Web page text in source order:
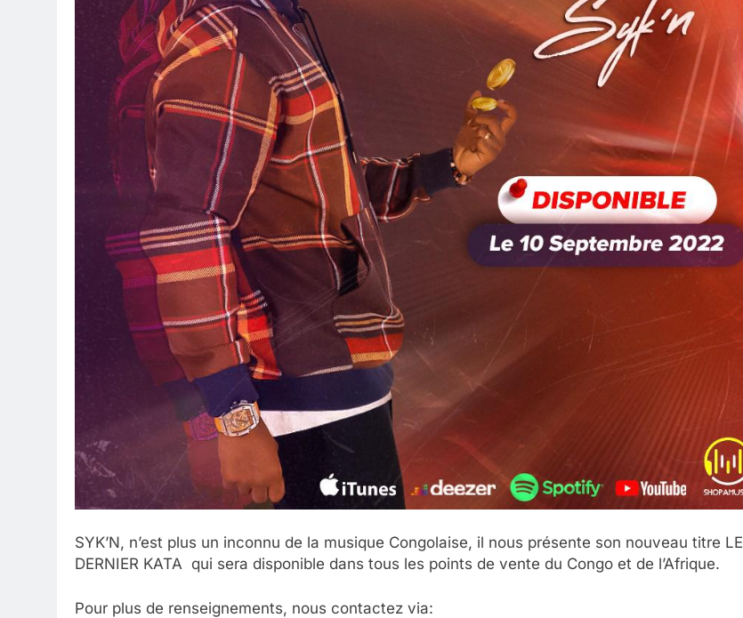
SYK’N, n’est plus un inconnu de la musique Congolaise, il nous présente son nouveau titre LE
DERNIER KATA qui sera disponible dans tous les points de vente du Congo et de l’Afrique.
Pour plus de renseignements, nous contactez via: